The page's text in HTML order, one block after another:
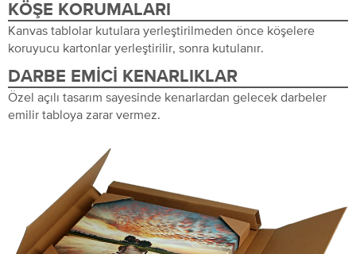
KÖŞE KORUMALARI
Kanvas tablolar kutulara yerleştirilmeden önce köşelere
koruyucu kartonlar yerleştirilir, sonra kutulanır.
DARBE EMICI KENARLIKLAR
Özel açılı tasarım sayesinde kenarlardan gelecek darbeler
emilir tabloya zarar vermez.